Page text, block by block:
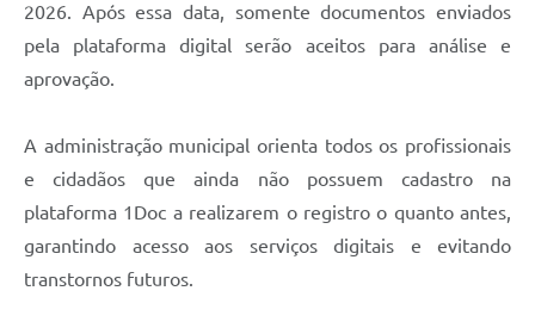
2026. Após essa data, somente documentos enviados
pela plataforma digital serão aceitos para análise e
aprovação.
A administração municipal orienta todos os profissionais
e cidadãos que ainda não possuem cadastro na
plataforma 1Doc a realizarem o registro o quanto antes,
garantindo acesso aos serviços digitais e evitando
transtornos futuros.